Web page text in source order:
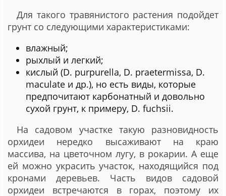
Для такого травянистого растения подойдет
грунт со следующими характеристиками:
влажный;
рыхлый и легкий;
кислый (D. purpurella, D. praetermissa, D.
maculate и др.), но есть виды, которые
предпочитают карбонатный и довольно
сухой грунт, к примеру, D. fuchsii.
На садовом участке такую разновидность
орхидеи нередко высаживают на краю
массива, на цветочном лугу, в рокарии. А еще
ей можно украсить участок, находящийся под
кронами деревьев. Часть видов садовой
орхидеи встречаются в горах, поэтому их